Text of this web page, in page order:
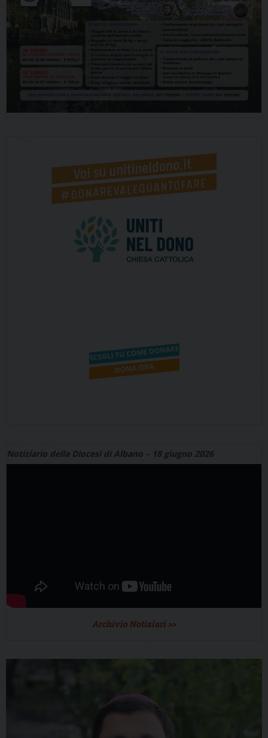
Notiziario della Diocesi di Albano – 18 giugno 2026
Archivio Notiziari >>